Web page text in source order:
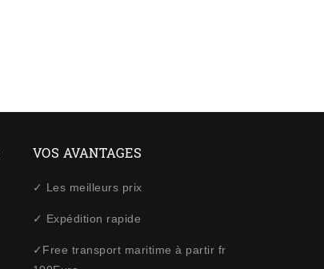
VOS AVANTAGES
✓ Les meilleurs prix
✓ Expédition rapide
✓Free transport maritime à partir fr